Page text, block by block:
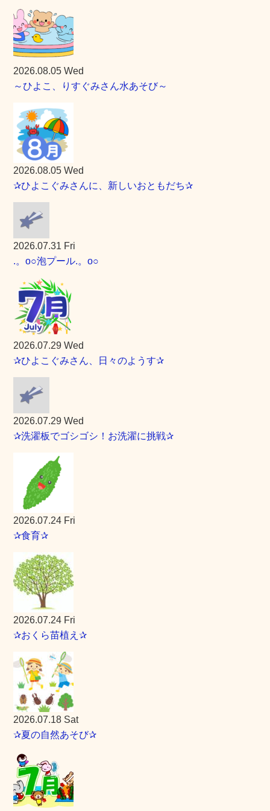
2026.08.05 Wed
～ひよこ、りすぐみさん水あそび～
2026.08.05 Wed
✰ひよこぐみさんに、新しいおともだち✰
2026.07.31 Fri
.。o○泡プール.。o○
2026.07.29 Wed
✰ひよこぐみさん、日々のようす✰
2026.07.29 Wed
✰洗濯板でゴシゴシ！お洗濯に挑戦✰
2026.07.24 Fri
✰食育✰
2026.07.24 Fri
✰おくら苗植え✰
2026.07.18 Sat
✰夏の自然あそび✰